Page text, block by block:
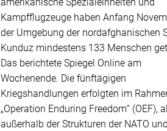
Kampfflugzeuge haben Anfang
der Umgebung der nordafghanischen
Kunduz mindestens 133 Menschen
Das berichtete Spiegel Online am
Wochenende. Die fünftägigen
Kriegshandlungen erfolgten im
„Operation Enduring Freedom“ (OEF),
außerhalb der Strukturen der NATO